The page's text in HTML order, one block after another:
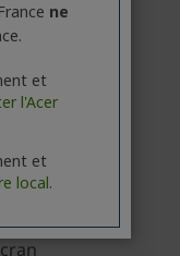
ne
et
l'Acer
et
local.